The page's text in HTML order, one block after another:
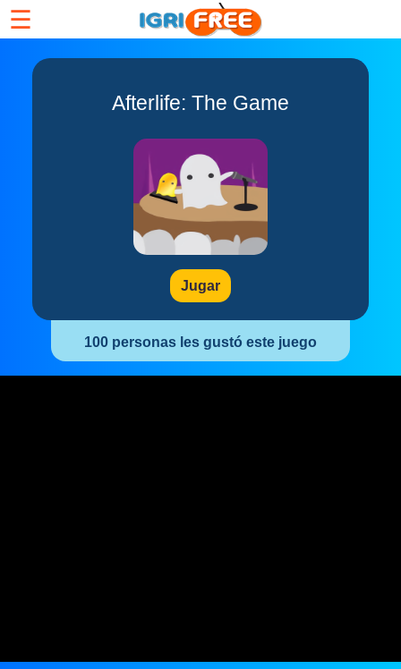
☰
Afterlife: The Game
Jugar
100 personas les gustó este juego